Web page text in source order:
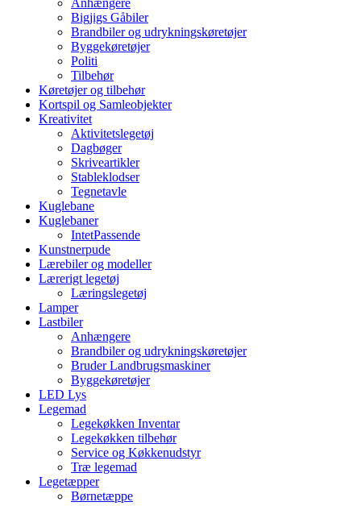
Bigjigs Gåbiler
Brandbiler og udrykningskøretøjer
Byggekøretøjer
Politi
Tilbehør
Køretøjer og tilbehør
Kortspil og Samleobjekter
Kreativitet
Aktivitetslegetøj
Dagbøger
Skriveartikler
Stableklodser
Tegnetavle
Kuglebane
Kuglebaner
IntetPassende
Kunstnerpude
Lærebiler og modeller
Lærerigt legetøj
Læringslegetøj
Lamper
Lastbiler
Anhængere
Brandbiler og udrykningskøretøjer
Bruder Landbrugsmaskiner
Byggekøretøjer
LED Lys
Legemad
Legekøkken Inventar
Legekøkken tilbehør
Service og Køkkenudstyr
Træ legemad
Legetæpper
Børnetæppe